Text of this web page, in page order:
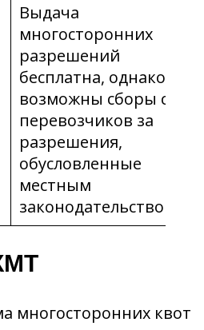
Выдача
многосторонних
разрешений
бесплатна, однако
возможны сборы с
перевозчиков за
разрешения,
обусловленные
местным
законодательством.
многосторонних квот